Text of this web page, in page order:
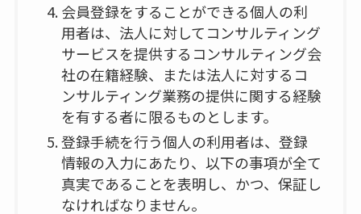
会員登録をすることができる個人の利
用者は、法人に対してコンサルティング
サービスを提供するコンサルティング会
社の在籍経験、または法人に対するコ
ンサルティング業務の提供に関する経験
を有する者に限るものとします。
登録手続を行う個人の利用者は、登録
情報の入力にあたり、以下の事項が全て
真実であることを表明し、かつ、保証し
なければなりません。